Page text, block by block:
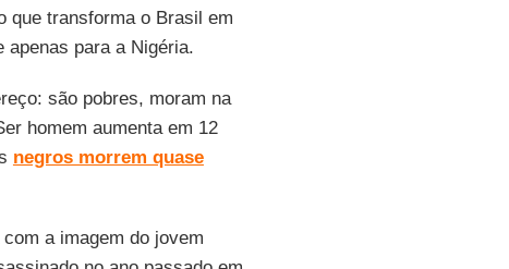
que transforma o Brasil em
para a Nigéria.
são pobres, moram na
homem aumenta em 12
negros morrem quase
a imagem do jovem